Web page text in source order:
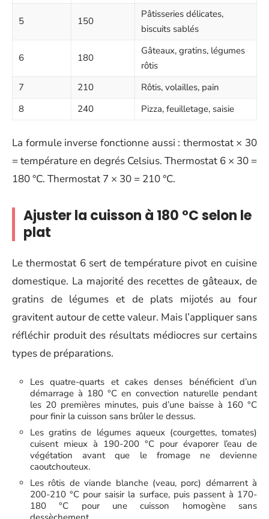
5 150
Pâtisseries délicates,
biscuits sablés
6 180
Gâteaux, gratins, légumes
rôtis
7
210
Rôtis, volailles, pain
8
240 Pizza, feuilletage, saisie
La formule inverse fonctionne aussi : thermostat × 30
= température en degrés Celsius. Thermostat 6 × 30 =
180 °C. Thermostat 7 × 30 = 210 °C.
Ajuster la cuisson à 180 °C selon le
plat
Le thermostat 6 sert de température pivot en cuisine
domestique. La majorité des recettes de gâteaux, de
gratins de légumes et de plats mijotés au four
gravitent autour de cette valeur. Mais l’appliquer sans
réfléchir produit des résultats médiocres sur certains
types de préparations.
Les quatre-quarts et cakes denses bénéficient d’un
démarrage à 180 °C en convection naturelle pendant
les 20 premières minutes, puis d’une baisse à 160 °C
pour finir la cuisson sans brûler le dessus.
Les gratins de légumes aqueux (courgettes, tomates)
cuisent mieux à 190-200 °C pour évaporer l’eau de
végétation avant que le fromage ne devienne
caoutchouteux.
Les rôtis de viande blanche (veau, porc) démarrent à
200-210 °C pour saisir la surface, puis passent à 170-
180 °C pour une cuisson homogène sans